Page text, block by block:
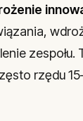
zespołu.
rzędu